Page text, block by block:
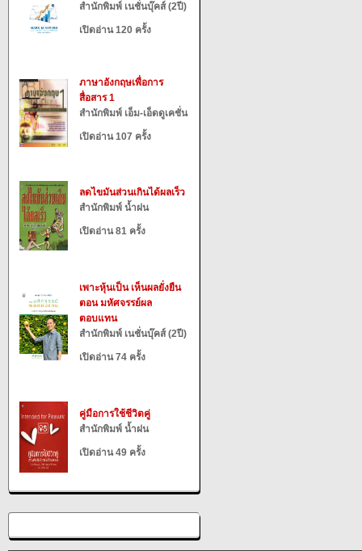
สำนักพิมพ์ เนชั่นบุ๊คส์ (2ปี)
เปิดอ่าน 120 ครั้ง
ภาษาอังกฤษเพื่อการ
สื่อสาร 1
สำนักพิมพ์ เอ็ม-เอ็ดดูเคชั่น
เปิดอ่าน 107 ครั้ง
ลดไขมันส่วนเกินได้ผลเร็ว
สำนักพิมพ์ น้ำฝน
เปิดอ่าน 81 ครั้ง
เพาะหุ้นเป็น เห็นผลยั่งยืน
ตอน มหัศจรรย์ผล
ตอบแทน
สำนักพิมพ์ เนชั่นบุ๊คส์ (2ปี)
เปิดอ่าน 74 ครั้ง
คู่มือการใช้ชีวิตคู่
สำนักพิมพ์ น้ำฝน
เปิดอ่าน 49 ครั้ง